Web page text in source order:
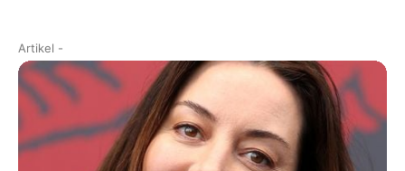
Artikel -